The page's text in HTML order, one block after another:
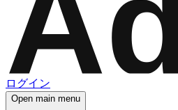
ログイン
Open main menu